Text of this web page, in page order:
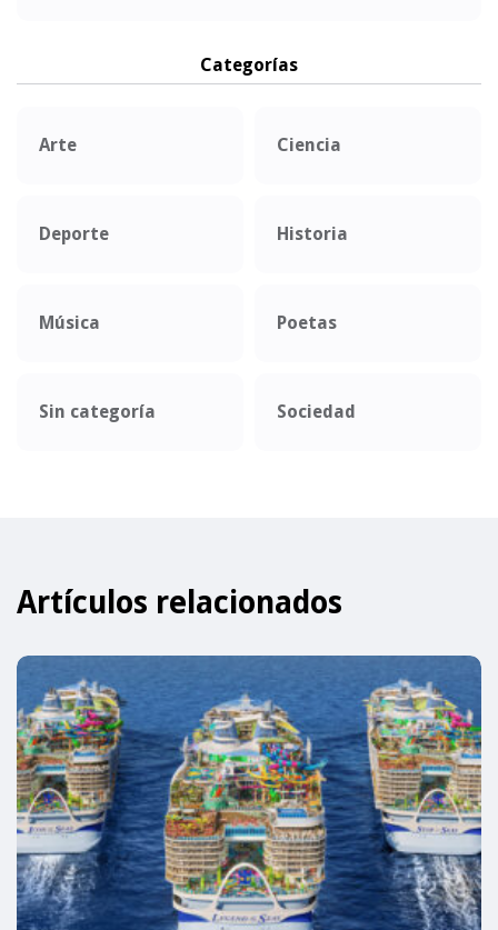
Categorías
Arte Ciencia
Deporte Historia
Música Poetas
Sin categoría Sociedad
Artículos relacionados